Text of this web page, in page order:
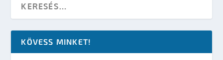
KÖVESS MINKET!